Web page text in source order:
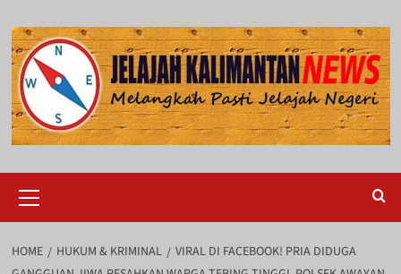
to
content
Menu
HOME HUKUM & KRIMINAL
VIRAL DI FACEBOOK! PRIA DIDUGA